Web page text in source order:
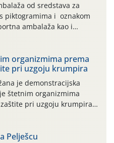
od sredstava za
piktogramima i oznakom
ambalaža kao i
nisu sredstva za zaštitu
gnojiva,) se ne
besplatni povrat
tvrtki: AGROCHEM-MAKS,
[…]
organizmima prema
pri uzgoju krumpira
je demonstracijska
štetnim organizmima
pri uzgoju krumpira"
naselja Belica (ARKOD
dio Međimurske županije).
Pelješcu